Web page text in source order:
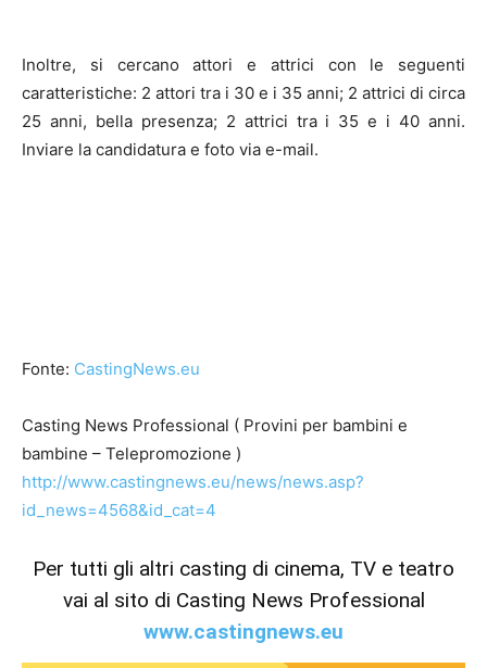
Inoltre, si cercano attori e attrici con le seguenti
caratteristiche: 2 attori tra i 30 e i 35 anni; 2 attrici di circa
25 anni, bella presenza; 2 attrici tra i 35 e i 40 anni.
Inviare la candidatura e foto via e-mail.
Fonte: CastingNews.eu
Casting News Professional ( Provini per bambini e
bambine – Telepromozione )
http://www.castingnews.eu/news/news.asp?
id_news=4568&id_cat=4
Per tutti gli altri casting di cinema, TV e teatro
vai al sito di Casting News Professional
www.castingnews.eu